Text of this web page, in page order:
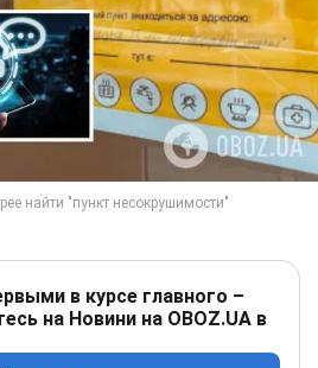
в курсе главного –
на Новини на OBOZ.UA в